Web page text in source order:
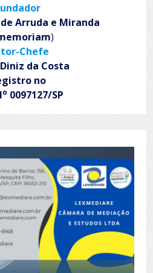
Arruda e Miranda
)
Chefe
da Costa
no
o 0097127/SP